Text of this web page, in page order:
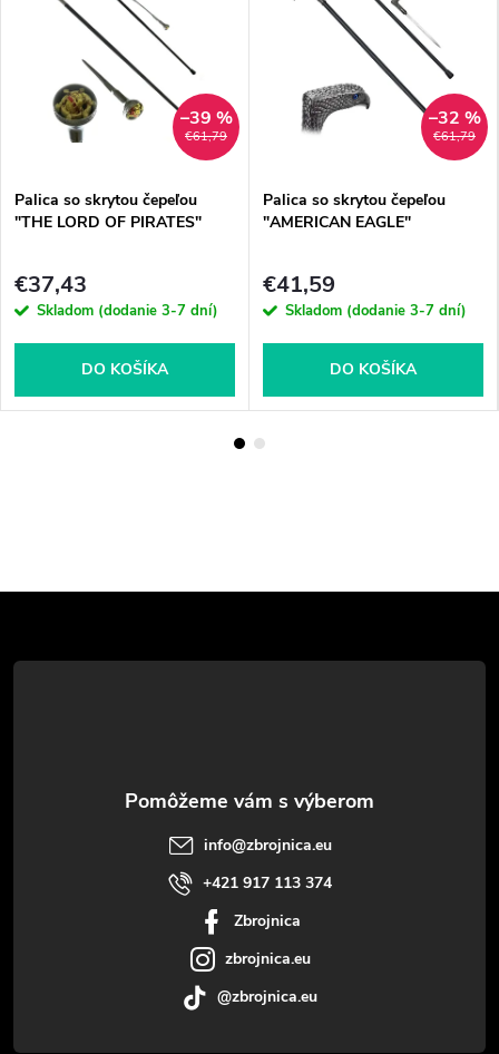
€61,79
–39 %
Palica so skrytou čepeľou
"THE LORD OF PIRATES"
€37,43
Skladom (dodanie 3-7 dní)
DO KOŠÍKA
€61,79
–32 %
Palica so skrytou čepeľou
"AMERICAN EAGLE"
€41,59
Skladom (dodanie 3-7 dní)
DO KOŠÍKA
á
info@zbrojnica.eu
+421 917 113 374
Zbrojnica
zbrojnica.eu
@zbrojnica.eu